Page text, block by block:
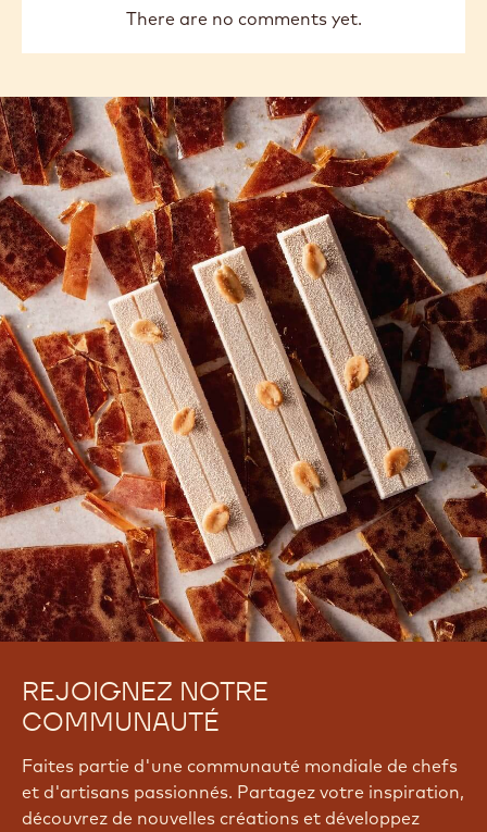
There are no comments yet.
REJOIGNEZ NOTRE
COMMUNAUTÉ
Faites partie d'une communauté mondiale de chefs
et d'artisans passionnés. Partagez votre inspiration,
découvrez de nouvelles créations et développez